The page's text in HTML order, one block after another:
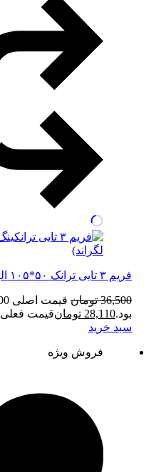
فریم ۳ تایی ترانک ۵۰*۱۰۵ البرز (طرح لگراند)
36,500 تومان
بود.28,110 تومانقیمت فعلی 28,110 تومان است.
سبد خرید
فروش ویژه